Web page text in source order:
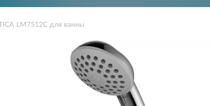
LM7512C для ванны